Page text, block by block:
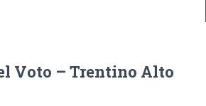
Voto – Trentino Alto